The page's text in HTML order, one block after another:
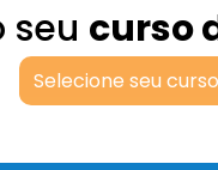
seu curso
Selecione seu curso